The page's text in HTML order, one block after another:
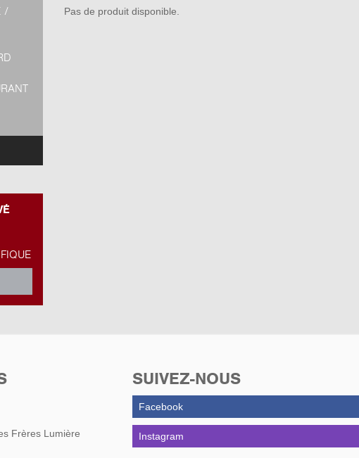
Pas de produit disponible.
/
Frères Lumière
SUIVEZ-NOUS
Facebook
Instagram